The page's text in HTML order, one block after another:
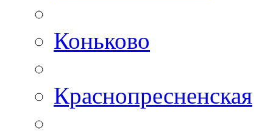
Коньково
Краснопресненская